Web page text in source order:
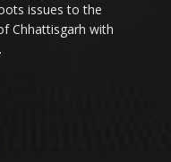
issues to the
Chhattisgarh with